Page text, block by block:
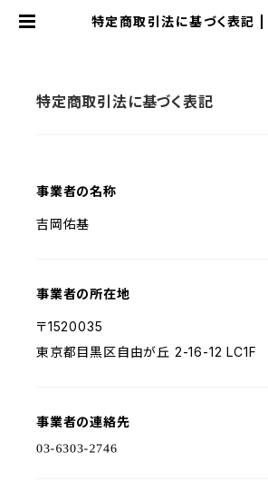
特定商取引法に基づく表記
特定商取引法に基づく表記
事業者の名称
吉岡佑基
事業者の所在地
〒1520035
東京都目黒区自由が丘 2-16-12 LC1F
事業者の連絡先